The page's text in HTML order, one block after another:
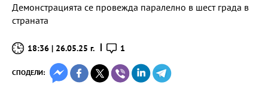
Демонстрацията се провежда паралелно в шест града в
страната
18:36 | 26.05.25 г. 1
СПОДЕЛИ: